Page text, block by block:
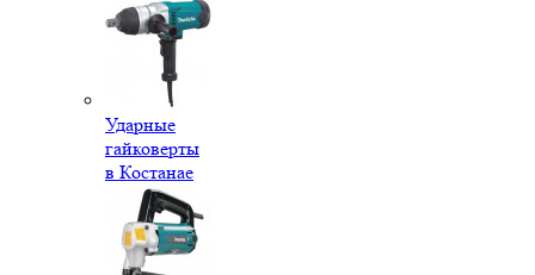
Ударные
гайковерты
в Костанае